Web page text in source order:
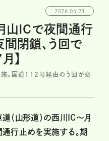
2026.06.23
山ICで夜間通行
閉鎖、う回で
】
。国道112号経由のう回が必
（山形道）の西川IC～月
通行止めを実施する。期